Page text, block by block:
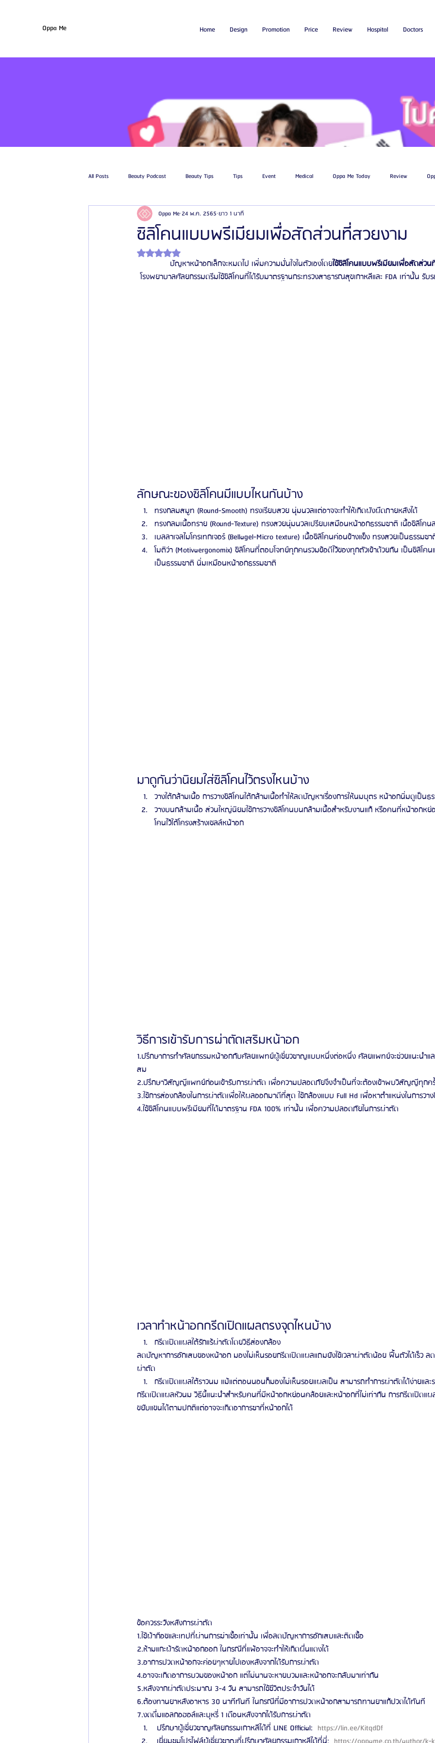
Home Design Promotion Price Review Hospital Doctors
Oppa Me
All Posts Beauty Podcast Beauty Tips Tips Event Medical Oppa Me Today Review
รีวิวศัลยกรรมฉีดไขมัน รีวิวศัลยกรรมดูดไขมัน
โรงพยาบาลศัลยกรรมเฟรช
ซิลิโคนแบบพรีเมียมเพื่อสัดส่วนที่สวยงาม
Oppa Me 24 พ.ค. 2565 ยาว 1 นาที
ได้รับ NaN เต็ม 5 ดาว
ปัญหาหน้าอกเล็กจะหมดไป เพิ่มความมั่นใจในตัวเองโดยใช้ซิลิโคนแบบพรีเมียมเพื่อสัดส่วน
โรงพยาบาลศัลยกรรมดรีมใช้ซิลิโคนที่ได้รับมาตรฐานกระทรวงสาธารณสุขเกาหลีและ FDA เท่านั้น รั
ลักษณะของซิลิโคนมีแบบไหนกันบ้าง
ทรงกลมสมูท (Round-Smooth) ทรงเรียบสวย นุ่มนวลแต่อาจจะทำให้เกิดผังผืดภายหลังได้
ทรงกลมเนื้อทราย (Round-Texture) ทรงสวยนุ่มนวลเปรียบเสมือนหน้าอกธรรมชาติ เนื้อซิลิโคน
เบลลาเจลไมโครเทกเจอร์ (Bellagel-Micro texture) เนื้อซิลิโคนค่อนข้างแข็ง ทรงสวยเป็นธรรม
โมติว่า (Motivaergonomix) ซิลิโคนที่ตอบโจทย์ทุกคนรวมข้อดีไว้ของทุกตัวเข้าด้วยกัน เป็นซิลิโค
เป็นธรรมชาติ นิ่มเหมือนหน้าอกธรรมชาติ
มาดูกันว่านิยมใส่ซิลิโคนไว้ตรงไหนบ้าง
วางใต้กล้ามเนื้อ การวางซิลิโคนใต้กล้ามเนื้อทำให้ลดปัญหาเรื่องการให้นมบุตร หน้าอกนิ่มดูเป็นธ
วางบนกล้ามเนื้อ ส่วนใหญ่นิยมใช้การวางซิลิโคนบนกล้ามเนื้อสำหรับงานแก้ หรือคนที่หน้าอกหย่
โคนไว้ใต้โครงสร้างเซลล์หน้าอก
วิธีการเข้ารับการผ่าตัดเสริมหน้าอก
1.ปรึกษาการทำศัลยกรรมหน้าอกกับศัลยแพทย์ผู้เชี่ยวชาญแบบหนึ่งต่อหนึ่ง ศัลยแพทย์จะช่วยแนะนำแล
สม
2.ปรึกษาวิสัญญีแพทย์ก่อนเข้ารับการผ่าตัด เพื่อความปลอดภัยจึงจำเป็นที่จะต้องเข้าพบวิสัญญีทุกค
3.ใช้การส่องกล้องในการผ่าตัดเพื่อให้ผลออกมาดีที่สุด ใช้กล้องแบบ Full Hd เพื่อหาตำแหน่งในการวา
4.ใช้ซิลิโคนแบบพรีเมียมที่ได้มาตรฐาน FDA 100% เท่านั้น เพื่อความปลอดภัยในการผ่าตัด
เวลาทำหน้าอกกรีดเปิดแผลตรงจุดไหนบ้าง
กรีดเปิดแผลใต้รักแร้ผ่าตัดโดยวิธีส่องกล้อง
ลดปัญหาการอักเสบของหน้าอก มองไม่เห็นรอยกรีดเปิดแผลแถมยังใช้เวลาผ่าตัดน้อย ฟื้นตัวได้เร็ว ล
ผ่าตัด
กรีดเปิดแผลใต้ราวนม แม้แต่ตอนนอนก็มองไม่เห็นรอยแผลเป็น สามารถทำการผ่าตัดได้ง่ายและร
กรีดเปิดแผลหัวนม วิธีนี้แนะนำสำหรับคนที่มีหน้าอกหย่อนคล้อยและหน้าอกที่ไม่เท่ากัน การกรีดเปิดแ
ขยับแขนได้ตามปกติแต่อาจจะเกิดอาการชาที่หน้าอกได้
ข้อควรระวังหลังการผ่าตัด
1.ใช้ผ้าก๊อซและเทปที่ผ่านการฆ่าเชื้อเท่านั้น เพื่อลดปัญหาการอักเสบและติดเชื้อ
2.ห้ามแกะผ้ารัดหน้าอกออก ในกรณีที่แพ้อาจจะทำให้เกิดผื่นแดงได้
3.อาการปวดหน้าอกจะค่อยๆหายไปเองหลังจากได้รับการผ่าตัด
4.อาจจะเกิดอาการบวมของหน้าอก แต่ไม่นานจะหายบวมและหน้าอกจะกลับมาเท่ากัน
5.หลังจากผ่าตัดประมาณ 3-4 วัน สามารถใช้ชีวิตประจำวันได้
6.ต้องทานยาหลังอาหาร 30 นาทีทันที ในกรณีที่มีอาการปวดหน้าอกสามารถทานยาแก้ปวดได้ทันที
7.งดดื่มแอลกอฮอล์และบุหรี่ 1 เดือนหลังจากได้รับการผ่าตัด
ปรึกษาผู้เชี่ยวชาญศัลยกรรมเกาหลีได้ที่ LINE Official: https://lin.ee/KitqdDf